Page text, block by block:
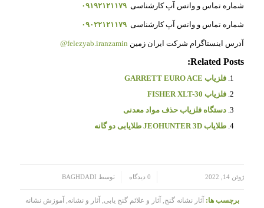
شماره تماس و واتس آپ کارشناسی ۰۹۱۹۲۱۲۱۱۷۹
شماره تماس و واتس آپ کارشناسی ۰۹۰۲۲۱۲۱۱۷۹
آدرس اینستاگرام شرکت ایران زمین felezyab.iranzamin@
Related Posts:
فلزیاب GARRETT EURO ACE
فلزیاب FISHER XLT-30
دستگاه فلزیاب حذف مواد معدنی
طلایاب JEOHUNTER 3D طلایابی دو گانه
ژوئن 14, 2022 0 دیدگاه توسط BAGHDADI
برچسب ها: آثار نشانه گنج, آثار و علائم گنج یابی, آثار و نشانه, آموزش نشانه